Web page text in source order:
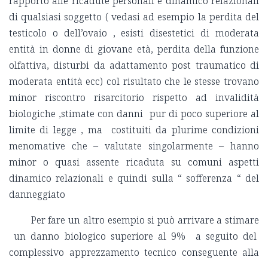
di qualsiasi soggetto ( vedasi ad esempio la perdita del
testicolo o dell’ovaio , esisti disestetici di moderata
entità in donne di giovane età, perdita della funzione
olfattiva, disturbi da adattamento post traumatico di
moderata entità ecc) col risultato che le stesse trovano
minor riscontro risarcitorio rispetto ad invalidità
biologiche ,stimate con danni pur di poco superiore al
limite di legge , ma costituiti da plurime condizioni
menomative che – valutate singolarmente – hanno
minor o quasi assente ricaduta su comuni aspetti
dinamico relazionali e quindi sulla “ sofferenza “ del
danneggiato
Per fare un altro esempio si può arrivare a stimare
un danno biologico superiore al 9% a seguito del
complessivo apprezzamento tecnico conseguente alla